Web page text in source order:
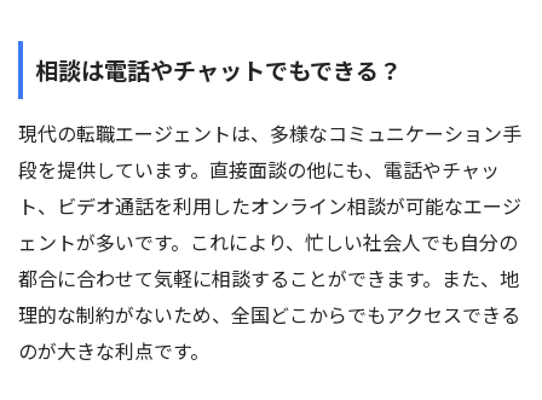
相談は電話やチャットでもできる？
現代の転職エージェントは、多様なコミュニケーション手
段を提供しています。直接面談の他にも、電話やチャッ
ト、ビデオ通話を利用したオンライン相談が可能なエージ
ェントが多いです。これにより、忙しい社会人でも自分の
都合に合わせて気軽に相談することができます。また、地
理的な制約がないため、全国どこからでもアクセスできる
のが大きな利点です。